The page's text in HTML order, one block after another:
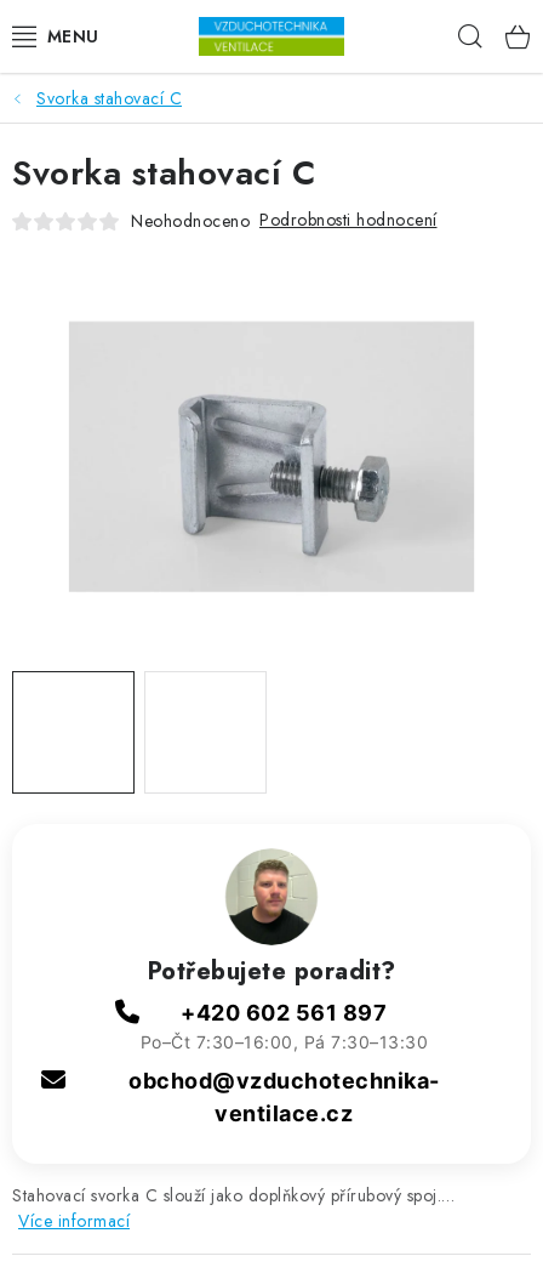
VENTILÁTORY
VZDUCHOTECHNIKA
REKUPERACE
ZVLHČOVAČE VZDUCHU PRŮMYSLOVÉ
VÝPRODEJ
Svorka stahovací C
Stahovací svorka C slouží jako doplňkový přírubový spoj.…
Více informací
Svorka stahovací C
Neohodnoceno Podrobnosti hodnocení
Potřebujete poradit?
+420 602 561 897
Po–Čt 7:30–16:00, Pá 7:30–13:30
obchod@vzduchotechnika-
ventilace.cz